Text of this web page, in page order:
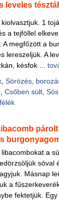
leveles
1
a tejföllel
A megfőzött a
lereszeljük. A
késfok ...
, Sörözés,
, Csőben sült, Sós,
libacombokat a
sóval
Másnap
a
fektetjük. Egy